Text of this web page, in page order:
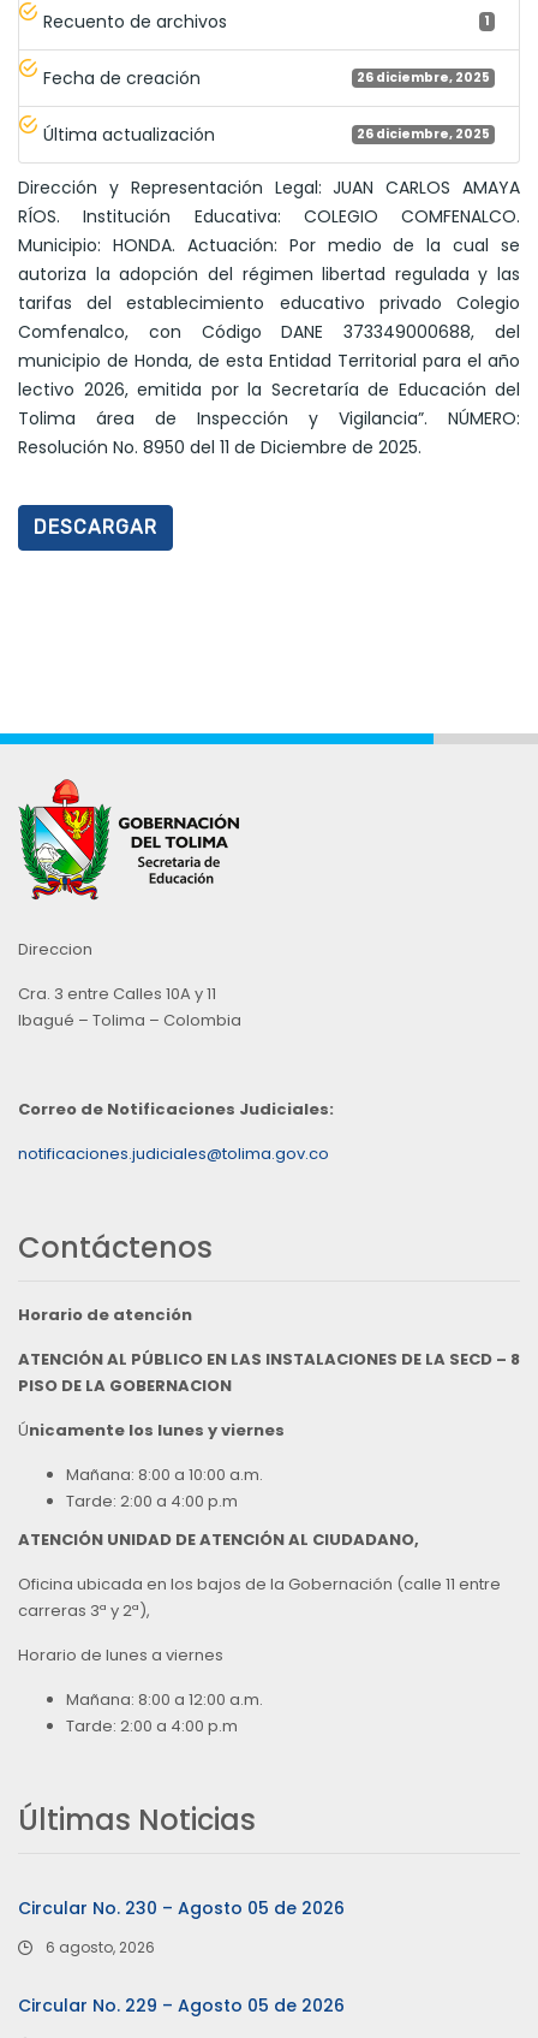
Recuento de archivos 1
Fecha de creación 26 diciembre, 2025
Última actualización 26 diciembre, 2025
Dirección y Representación Legal: JUAN CARLOS AMAYA
RÍOS. Institución Educativa: COLEGIO COMFENALCO.
Municipio: HONDA. Actuación: Por medio de la cual se
autoriza la adopción del régimen libertad regulada y las
tarifas del establecimiento educativo privado Colegio
Comfenalco, con Código DANE 373349000688, del
municipio de Honda, de esta Entidad Territorial para el año
lectivo 2026, emitida por la Secretaría de Educación del
Tolima área de Inspección y Vigilancia”. NÚMERO:
Resolución No. 8950 del 11 de Diciembre de 2025.
DESCARGAR
Direccion
Cra. 3 entre Calles 10A y 11
Ibagué – Tolima – Colombia
Correo de Notificaciones Judiciales:
notificaciones.judiciales@tolima.gov.co
Contáctenos
Horario de atención
ATENCIÓN AL PÚBLICO EN LAS INSTALACIONES DE LA SECD – 8
PISO DE LA GOBERNACION
Únicamente los lunes y viernes
Mañana: 8:00 a 10:00 a.m.
Tarde: 2:00 a 4:00 p.m
ATENCIÓN UNIDAD DE ATENCIÓN AL CIUDADANO,
Oficina ubicada en los bajos de la Gobernación (calle 11 entre
carreras 3ª y 2ª),
Horario de lunes a viernes
Mañana: 8:00 a 12:00 a.m.
Tarde: 2:00 a 4:00 p.m
Últimas Noticias
Circular No. 230 – Agosto 05 de 2026
6 agosto, 2026
Circular No. 229 – Agosto 05 de 2026